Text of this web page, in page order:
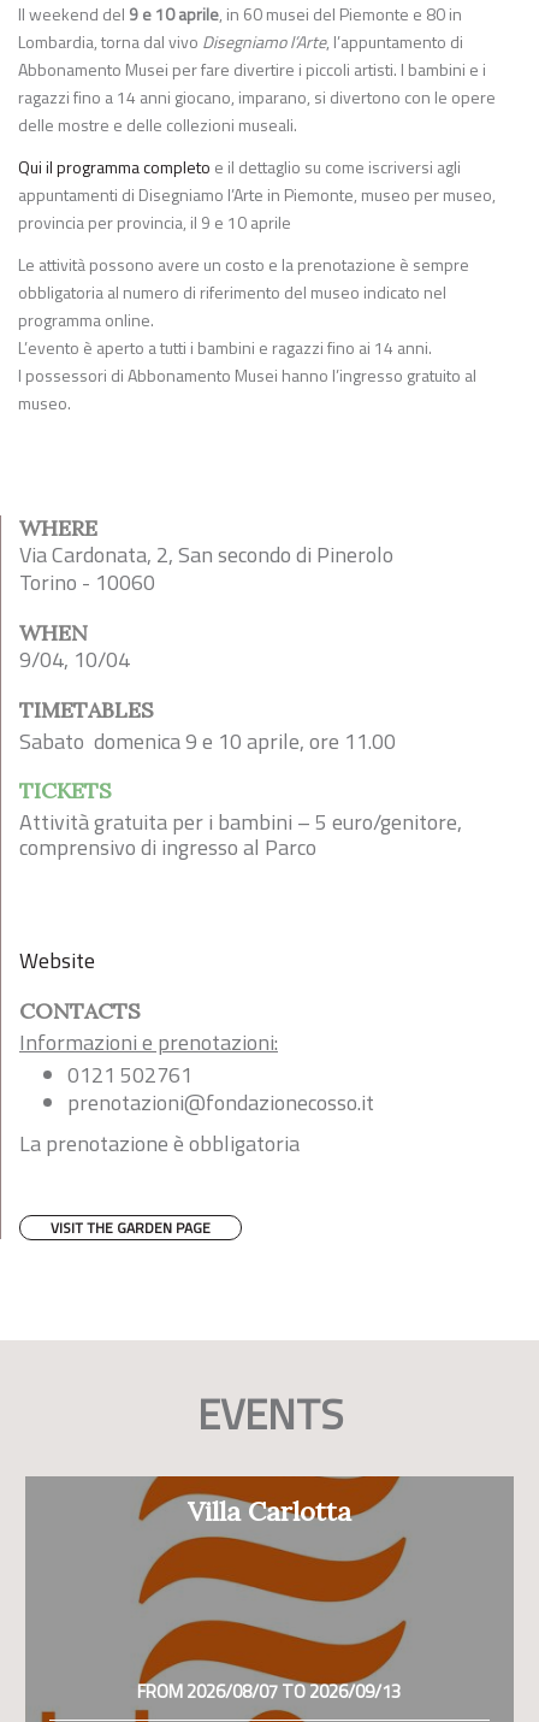
Il weekend del 9 e 10 aprile, in 60 musei del Piemonte e 80 in
Lombardia, torna dal vivo Disegniamo l’Arte, l’appuntamento di
Abbonamento Musei per fare divertire i piccoli artisti. I bambini e i
ragazzi fino a 14 anni giocano, imparano, si divertono con le opere
delle mostre e delle collezioni museali.
Qui il programma completo e il dettaglio su come iscriversi agli
appuntamenti di Disegniamo l’Arte in Piemonte, museo per museo,
provincia per provincia, il 9 e 10 aprile
Le attività possono avere un costo e la prenotazione è sempre
obbligatoria al numero di riferimento del museo indicato nel
programma online.
L’evento è aperto a tutti i bambini e ragazzi fino ai 14 anni.
I possessori di Abbonamento Musei hanno l’ingresso gratuito al
museo.
WHERE
Via Cardonata, 2, San secondo di Pinerolo
Torino - 10060
WHEN
9/04, 10/04
TIMETABLES
Sabato domenica 9 e 10 aprile, ore 11.00
TICKETS
Attività gratuita per i bambini – 5 euro/genitore,
comprensivo di ingresso al Parco
Website
CONTACTS
Informazioni e prenotazioni:
0121 502761
prenotazioni@fondazionecosso.it
La prenotazione è obbligatoria
VISIT THE GARDEN PAGE
EVENTS
Villa Carlotta
FROM 2026/08/07 TO 2026/09/13